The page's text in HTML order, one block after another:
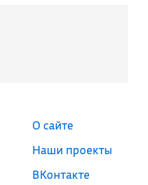
О сайте
Наши проекты
ВКонтакте